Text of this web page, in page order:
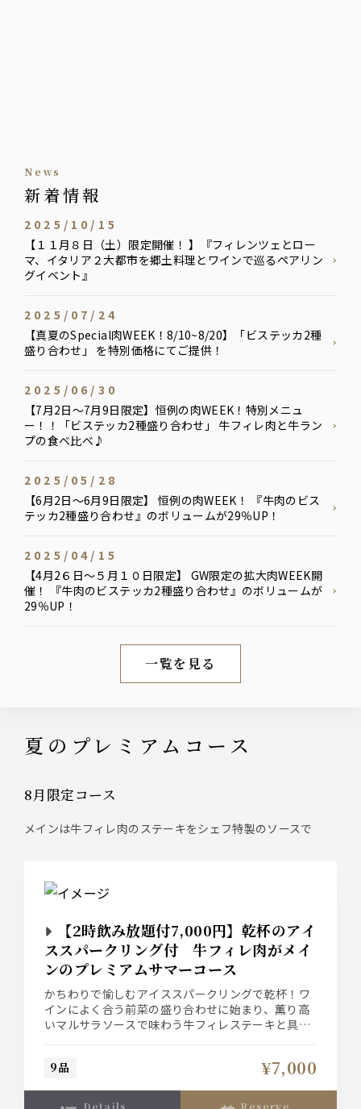
news
新着情報
新着情報
一覧を見る
2025/10/15
【１１月８日（土）限定開催！ 】『フィレンツェとロー
マ、イタリア２大都市を郷土料理とワインで巡るペアリン
グイベント』
2025/07/24
【真夏のSpecial肉WEEK！8/10~8/20】「ビステッカ2種
盛り合わせ」 を特別価格にてご提供！
2025/06/30
【7月2日〜7月9日限定】恒例の肉WEEK！特別メニュ
ー！！「ビステッカ2種盛り合わせ」 牛フィレ肉と牛ラン
プの食べ比べ♪
2025/05/28
【6月2日〜6月9日限定】 恒例の肉WEEK！ 『牛肉のビス
テッカ2種盛り合わせ』のボリュームが29％UP！
2025/04/15
【4月2６日〜５月１０日限定】 GW限定の拡大肉WEEK開
催！ 『牛肉のビステッカ2種盛り合わせ』のボリュームが
29％UP！
夏のプレミアムコース
8月限定コース
メインは牛フィレ肉のステーキをシェフ特製のソースで
【2時飲み放題付7,000円】乾杯のアイ
ススパークリング付 牛フィレ肉がメイ
ンのプレミアムサマーコース
かちわりで愉しむアイススパークリングで乾杯！ワ
インによく合う前菜の盛り合わせに始まり、薫り高
いマルサラソースで味わう牛フィレステーキと具材
ご用意！ビラビアンキで是非愉しい時間をお過ごし
9品 ¥7,000
details reserve